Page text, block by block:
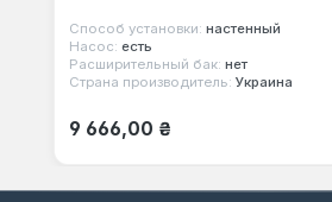
Способ установки: настенный
Насос: есть
Расширительный бак: нет
Страна производитель: Украина
Обычная цена:
9 666,00 ₴